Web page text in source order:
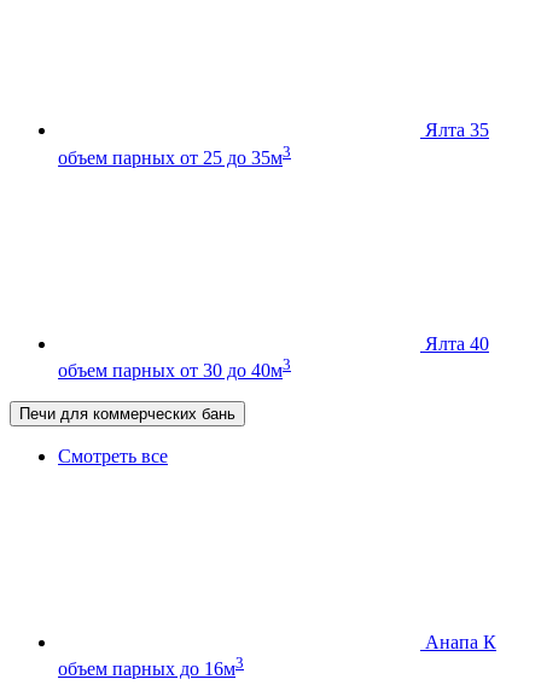
Ялта 35
объем парных от 25 до 35м3
Ялта 40
объем парных от 30 до 40м3
Печи для коммерческих бань
Смотреть все
Анапа К
объем парных до 16м3